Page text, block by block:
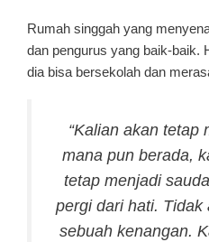
Rumah singgah yang
dan pengurus yang baik-baik.
dia bisa bersekolah dan
“Kalian akan tetap
mana pun berada,
tetap menjadi
pergi dari hati. Tidak
sebuah kenangan.